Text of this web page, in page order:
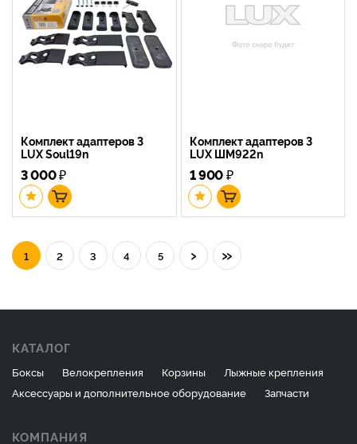
Комплект адаптеров 3
LUX Soul19n
3 000₽
Комплект адаптеров 3
LUX ШМ922n
1 900₽
1 2 3 4 5 › »
КАТАЛОГ
Боксы Велокрепления Корзины
Лыжные крепления
Аксессуары и дополнительное оборудование
Запчасти
КОМПАНИЯ